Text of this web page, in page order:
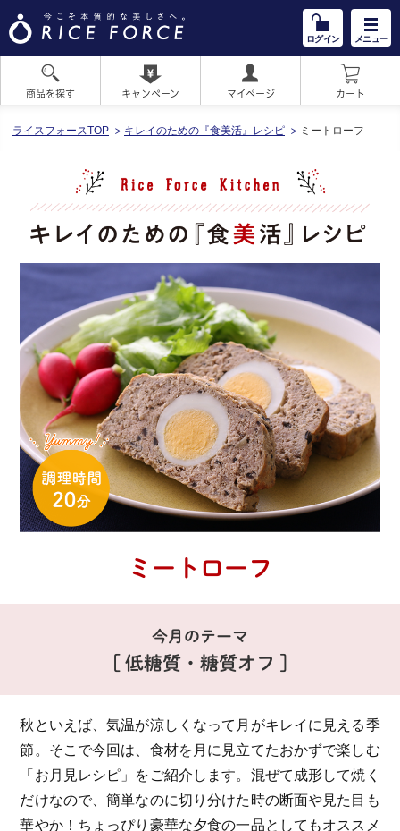
ログイン メニュー
商品を探す キャンペーン マイページ カート
ライスフォースTOP キレイのための『食美活』レシピ ミートローフ
ミートローフ
今月のテーマ
[ 低糖質・糖質オフ ]
秋といえば、気温が涼しくなって月がキレイに見える季
節。 そこで今回は、食材を月に見立てたおかずで楽しむ
「お月見レシピ」をご紹介します。 混ぜて成形して焼く
だけなので、簡単なのに切り分けた時の断面や見た目も
華やか！ ちょっぴり豪華な夕食の一品としてもオススメ